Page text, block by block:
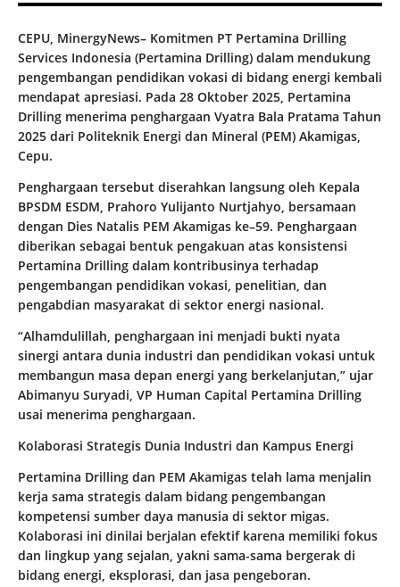
CEPU, MinergyNews– Komitmen PT Pertamina Drilling
Services Indonesia (Pertamina Drilling) dalam mendukung
pengembangan pendidikan vokasi di bidang energi kembali
mendapat apresiasi. Pada 28 Oktober 2025, Pertamina
Drilling menerima penghargaan Vyatra Bala Pratama Tahun
2025 dari Politeknik Energi dan Mineral (PEM) Akamigas,
Cepu.
Penghargaan tersebut diserahkan langsung oleh Kepala
BPSDM ESDM, Prahoro Yulijanto Nurtjahyo, bersamaan
dengan Dies Natalis PEM Akamigas ke–59. Penghargaan
diberikan sebagai bentuk pengakuan atas konsistensi
Pertamina Drilling dalam kontribusinya terhadap
pengembangan pendidikan vokasi, penelitian, dan
pengabdian masyarakat di sektor energi nasional.
“Alhamdulillah, penghargaan ini menjadi bukti nyata
sinergi antara dunia industri dan pendidikan vokasi untuk
membangun masa depan energi yang berkelanjutan,” ujar
Abimanyu Suryadi, VP Human Capital Pertamina Drilling
usai menerima penghargaan.
Kolaborasi Strategis Dunia Industri dan Kampus Energi
Pertamina Drilling dan PEM Akamigas telah lama menjalin
kerja sama strategis dalam bidang pengembangan
kompetensi sumber daya manusia di sektor migas.
Kolaborasi ini dinilai berjalan efektif karena memiliki fokus
dan lingkup yang sejalan, yakni sama-sama bergerak di
bidang energi, eksplorasi, dan jasa pengeboran.